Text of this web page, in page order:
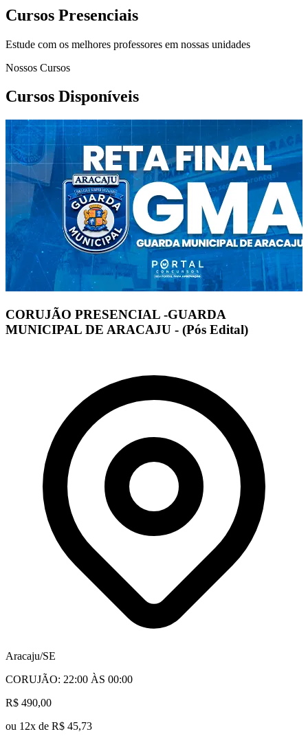
Cursos Presenciais
Estude com os melhores professores em nossas unidades
Nossos Cursos
Cursos Disponíveis
CORUJÃO PRESENCIAL -GUARDA
MUNICIPAL DE ARACAJU - (Pós Edital)
Aracaju/SE
CORUJÃO: 22:00 ÀS 00:00
R$ 490,00
ou 12x de R$ 45,73